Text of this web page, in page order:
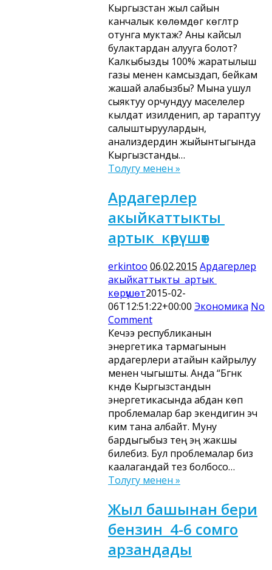
Кыргызстан жыл сайын
канчалык көлөмдөгү көгүлтүр
отунга муктаж? Аны кайсыл
булактардан алууга болот?
Калкыбызды 100% жаратылыш
газы менен камсыздап, бейкам
жашай алабызбы? Мына ушул
сыяктуу орчундуу маселелер
кылдат изилденип, ар тараптуу
салыштыруулардын,
анализдердин жыйынтыгында
Кыргызстанды…
Толугу менен »
Ардагерлер
акыйкаттыкты
артык көрүшөт
erkintoo 06.02.2015 Ардагерлер
акыйкаттыкты артык
көрүшөт2015-02-
06T12:51:22+00:00 Экономика No
Comment
Кечээ республиканын
энергетика тармагынын
ардагерлери атайын кайрылуу
менен чыгышты. Анда “Бүгүнкү
күндө Кыргызстандын
энергетикасында абдан көп
проблемалар бар экендигин эч
ким тана албайт. Муну
бардыгыбыз тең эң жакшы
билебиз. Бул проблемалар биз
каалагандай тез болбосо…
Толугу менен »
Жыл башынан бери
бензин 4-6 сомго
арзандады